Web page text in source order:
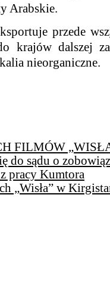
Arabskie.
przede
krajów dalszej
nieorganiczne.
FILMÓW
do sądu o
pracy Kumtora
„Wisła” w